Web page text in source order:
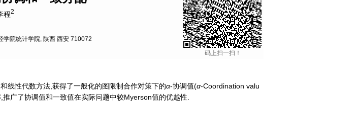
码上扫一扫！
程2
学院统计学院, 陕西 西安 710072
线性代数方法,获得了一般化的图限制合作对策下的α-协调值(α-Coordination valu
广了协调值和一致值在实际问题中较Myerson值的优越性.